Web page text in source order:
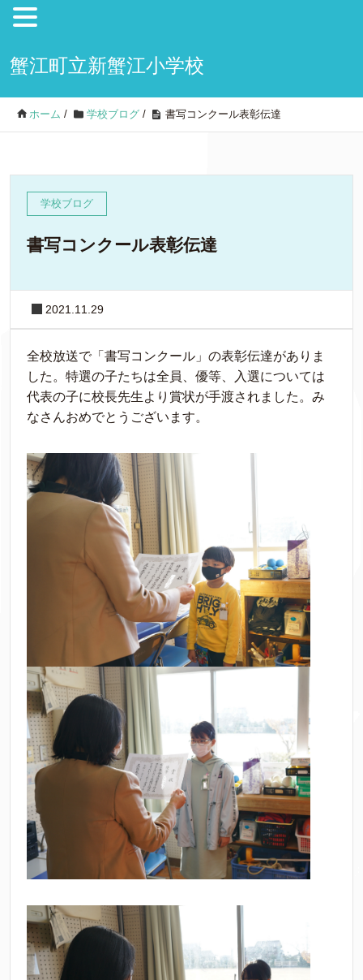
蟹江町立新蟹江小学校
ホーム / 学校ブログ / 書写コンクール表彰伝達
学校ブログ
書写コンクール表彰伝達
2021.11.29
全校放送で「書写コンクール」の表彰伝達がありま
した。特選の子たちは全員、優等、入選については
代表の子に校長先生より賞状が手渡されました。み
なさんおめでとうございます。